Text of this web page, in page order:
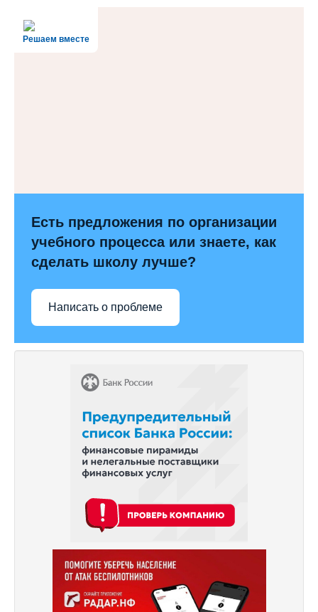
Решаем вместе
Есть предложения по организации
учебного процесса или знаете, как
сделать школу лучше?
Написать о проблеме